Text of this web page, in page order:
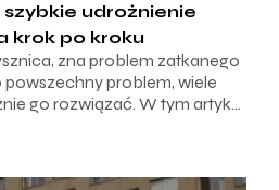
udrożnienie
krok po kroku
zna problem zatkanego
powszechny problem, wiele
go rozwiązać. W tym artyk...